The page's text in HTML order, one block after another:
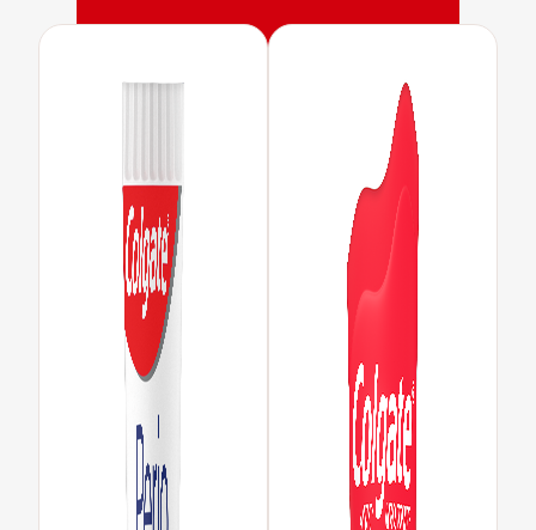
PAYER VOTRE FACTURE
POUR LES PATIENTS
SE CONNECTER
SE DÉCONNECTER